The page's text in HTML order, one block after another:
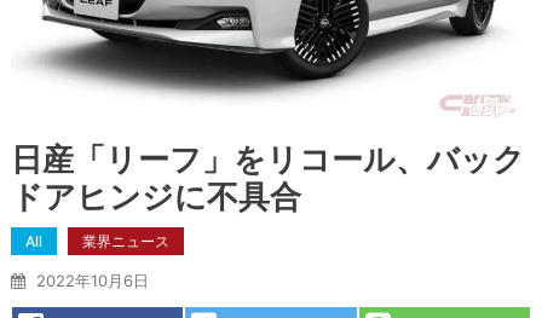
日産「リーフ」をリコール、バック
ドアヒンジに不具合
All 業界ニュース
2022年10月6日